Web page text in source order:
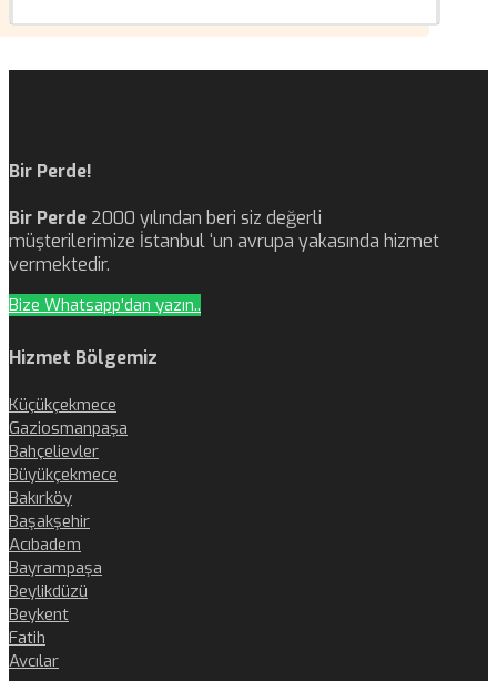
Bir Perde!
Bir Perde 2000 yılından beri siz değerli
müşterilerimize İstanbul ‘un avrupa yakasında hizmet
vermektedir.
Bize Whatsapp'dan yazın..
Hizmet Bölgemiz
Küçükçekmece
Gaziosmanpaşa
Bahçelievler
Büyükçekmece
Bakırköy
Başakşehir
Acıbadem
Bayrampaşa
Beylikdüzü
Beykent
Fatih
Avcılar